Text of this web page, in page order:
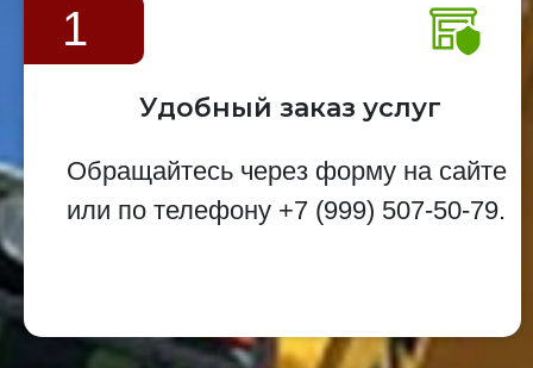
1
Удобный заказ услуг
Обращайтесь через форму на сайте
или по телефону +7 (999) 507-50-79.